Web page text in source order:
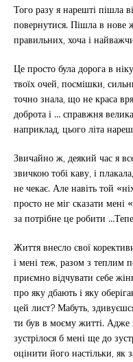
Того разу я нарешті пішла
повернутися. Пішла в нове
правильних, хоча і
Це просто була дорога в
твоїх очей, посмішки,
точно знала, що не краса
доброта і … справжня
наприклад, цього літа
Звичайно ж, деякий час я
звичкою тобі каву, і
не чекає. Але навіть той
просто не міг сказати
за потрібне це робити
Життя внесло свої
і мені теж, разом з теплим
приємно відчувати себе
про яку дбають і яку
цей лист? Мабуть,
ти був в моєму житті. Адже
зустрілося б мені ще до
оцінити його настільки, як